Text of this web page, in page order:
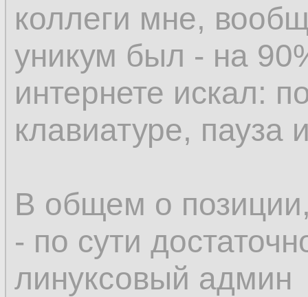
коллеги мне,
уникум был - на
интернете искал:
клавиатуре, пауза
В общем о
- по сути
линуксовый админ